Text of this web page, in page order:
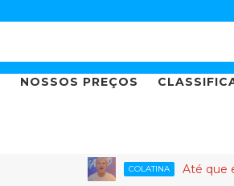
NOSSOS PREÇOS
COLATINA Até que enfim a